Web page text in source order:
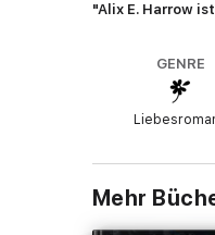
"Alix E. Harrow
GENRE
Mehr